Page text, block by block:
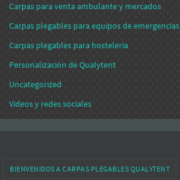
Carpas para venta ambulante y mercados
Carpas plegables para equipos de emergencias
Carpas plegables para hostelería
Personalización de Qualytent
Uncategorized
Videos y redes sociales
BIENVENIDOS A CARPAS PLEGABLES QUALYTENT